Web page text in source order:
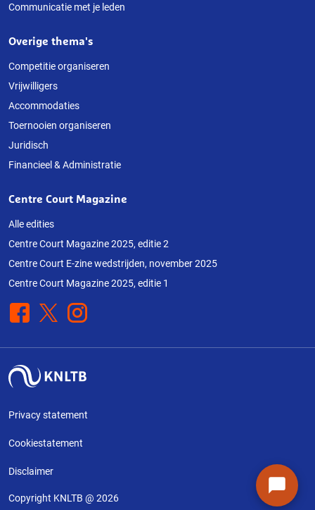
Communicatie met je leden
Overige thema's
Competitie organiseren
Vrijwilligers
Accommodaties
Toernooien organiseren
Juridisch
Financieel & Administratie
Centre Court Magazine
Alle edities
Centre Court Magazine 2025, editie 2
Centre Court E-zine wedstrijden, november 2025
Centre Court Magazine 2025, editie 1
Facebook
X Instagram
Privacy statement
Cookiestatement
Disclaimer
Copyright KNLTB @ 2026